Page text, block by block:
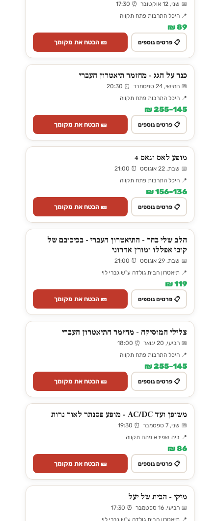
📅 שני, 12 אוקטובר ⏰ 17:30
📍 היכל התרבות פתח תקווה
89 ₪
📋 פרטים נוספים 🎫 הבטח את מקומך
כנר על הגג - מחזמר תיאטרון העברי
📅 חמישי, 24 ספטמבר ⏰ 20:30
📍 היכל התרבות פתח תקווה
145–255 ₪
📋 פרטים נוספים 🎫 הבטח את מקומך
מופע לאס וגאס 4
📅 שבת, 22 אוגוסט ⏰ 21:00
📍 היכל התרבות פתח תקווה
136–156 ₪
📋 פרטים נוספים 🎫 הבטח את מקומך
הלב שלי בחר - התיאטרון העברי - בכיכובם של
קובי אפללו ומורן אהרוני
📅 שבת, 29 אוגוסט ⏰ 21:00
📍 תיאטרון הבית גולדה ע"ש גברי לוי
119 ₪
📋 פרטים נוספים 🎫 הבטח את מקומך
צלילי המוסיקה - מחזמר התיאטרון העברי
📅 רביעי, 20 ינואר ⏰ 18:00
📍 היכל התרבות פתח תקווה
145–255 ₪
📋 פרטים נוספים 🎫 הבטח את מקומך
משופן ועד AC/DC - מופע פסנתר לאור נרות
📅 שני, 7 ספטמבר ⏰ 19:30
📍 בית שפירא פתח תקווה
86 ₪
📋 פרטים נוספים 🎫 הבטח את מקומך
מיקי - הבית של יעל
📅 רביעי, 16 ספטמבר ⏰ 17:30
📍 תיאטרון הבית גולדה ע"ש גברי לוי